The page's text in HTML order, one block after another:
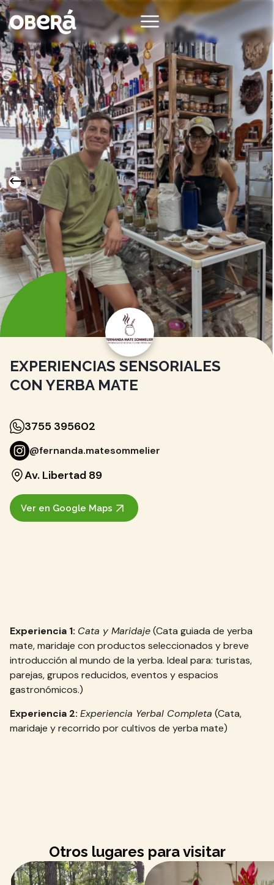
EXPERIENCIAS SENSORIALES
CON YERBA MATE
3755 395602
@fernanda.matesommelier
Av. Libertad 89
Ver en Google Maps
Experiencia 1: Cata y Maridaje(Cata guiada de yerba
mate, maridaje con productos seleccionados y breve
introducción al mundo de la yerba. Ideal para: turistas,
parejas, grupos reducidos, eventos y espacios
gastronómicos.)
Experiencia 2: Experiencia Yerbal Completa (Cata,
maridaje y recorrido por cultivos de yerba mate)
Otros lugares para visitar